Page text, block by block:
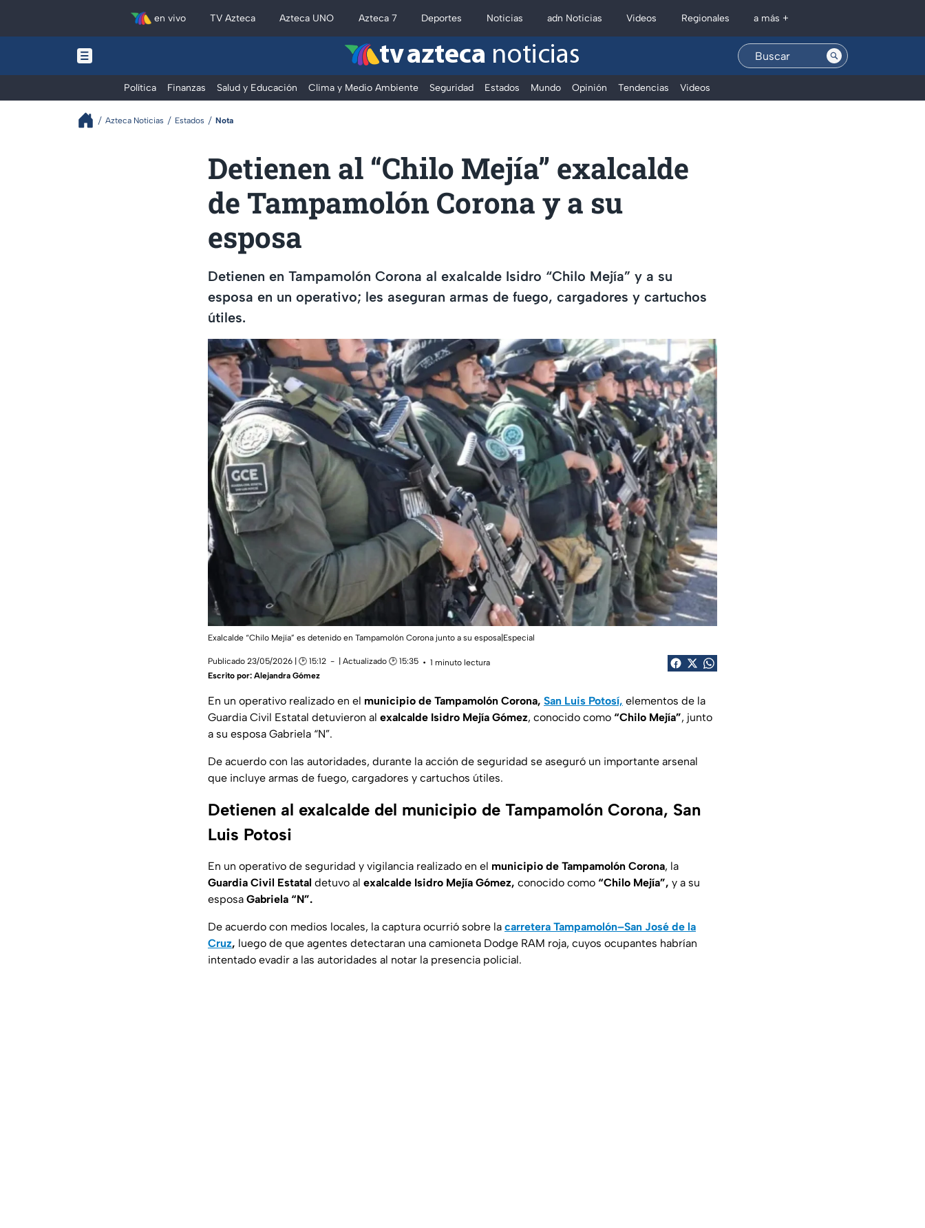
en vivo TV Azteca Azteca UNO Azteca 7 Deportes Noticias adn Noticias Videos Regionales a más +
tv azteca noticias
Política Finanzas Salud y Educación Clima y Medio Ambiente Seguridad Estados Mundo Opinión Tendencias Videos
Azteca Noticias Estados Nota
Detienen al “Chilo Mejía” exalcalde
de Tampamolón Corona y a su
esposa
Detienen en Tampamolón Corona al exalcalde Isidro “Chilo Mejía” y a su
esposa en un operativo; les aseguran armas de fuego, cargadores y cartuchos
útiles.
Exalcalde “Chilo Mejía” es detenido en Tampamolón Corona junto a su esposa|Especial
Publicado 23/05/2026 | 🕑 15:12 | Actualizado 🕑 15:35
1 minuto lectura
Escrito por: Alejandra Gómez
En un operativo realizado en el municipio de Tampamolón Corona, San Luis Potosí, elementos de la
Guardia Civil Estatal detuvieron al exalcalde Isidro Mejía Gómez, conocido como “Chilo Mejía”, junto
a su esposa Gabriela “N”.
De acuerdo con las autoridades, durante la acción de seguridad se aseguró un importante arsenal
que incluye armas de fuego, cargadores y cartuchos útiles.
Detienen al exalcalde del municipio de Tampamolón Corona, San
Luis Potosi
En un operativo de seguridad y vigilancia realizado en el municipio de Tampamolón Corona, la
Guardia Civil Estatal detuvo al exalcalde Isidro Mejía Gómez, conocido como “Chilo Mejía”, y a su
esposa Gabriela “N”.
De acuerdo con medios locales, la captura ocurrió sobre la carretera Tampamolón–San José de la
Cruz, luego de que agentes detectaran una camioneta Dodge RAM roja, cuyos ocupantes habrían
intentado evadir a las autoridades al notar la presencia policial.